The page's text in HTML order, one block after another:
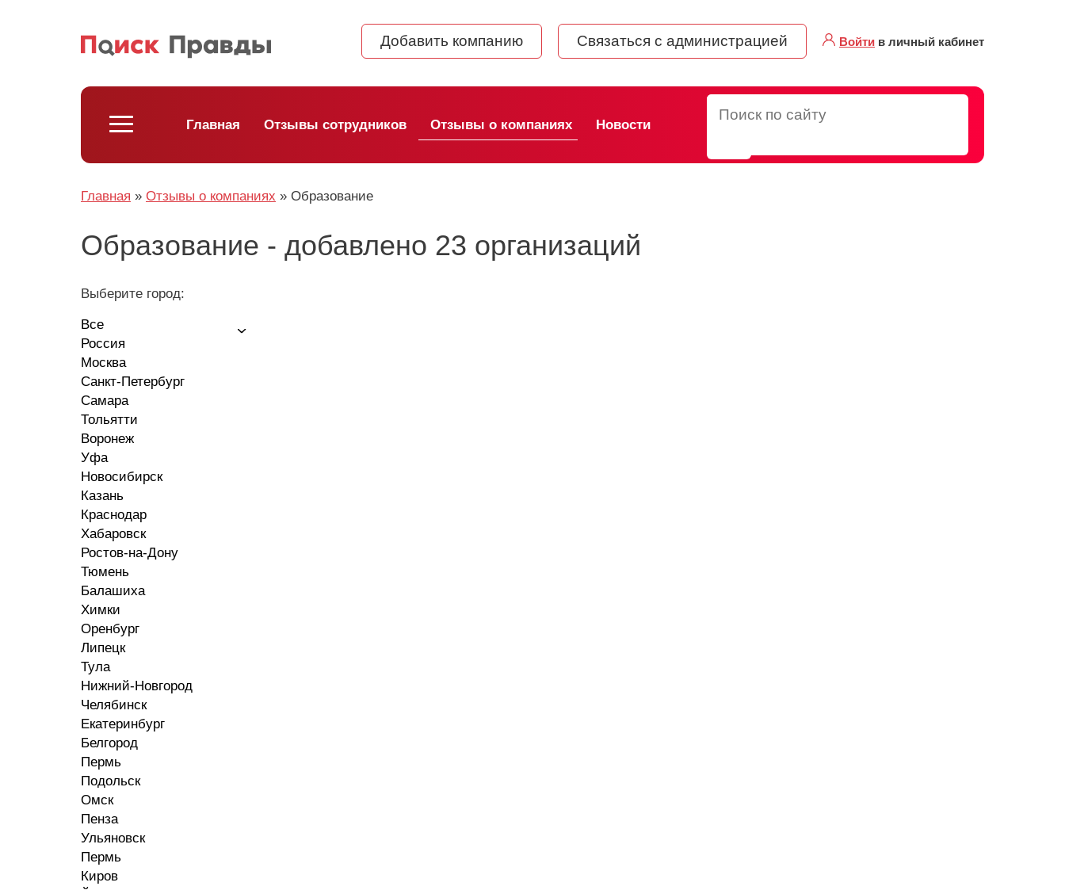
Добавить компанию Связаться с администрацией Войти в личный кабинет
Главная Отзывы сотрудников Отзывы о компаниях Новости
Главная » Отзывы о компаниях » Образование
Образование - добавлено 23 организаций
Выберите город:
Все
Россия
Москва
Санкт-Петербург
Самара
Тольятти
Воронеж
Уфа
Новосибирск
Казань
Краснодар
Хабаровск
Ростов-на-Дону
Тюмень
Балашиха
Химки
Оренбург
Липецк
Тула
Нижний-Новгород
Челябинск
Екатеринбург
Белгород
Пермь
Подольск
Омск
Пенза
Ульяновск
Пермь
Киров